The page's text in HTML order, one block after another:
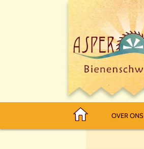
OVER ONS